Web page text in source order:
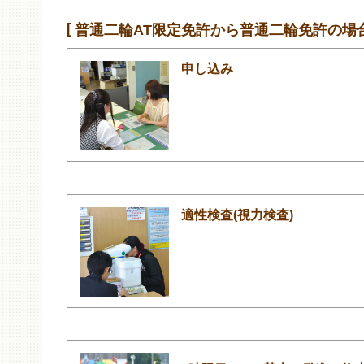
普通二輪AT限定免許から普通二輪免許の場
申し込み
適性検査(視力検査)